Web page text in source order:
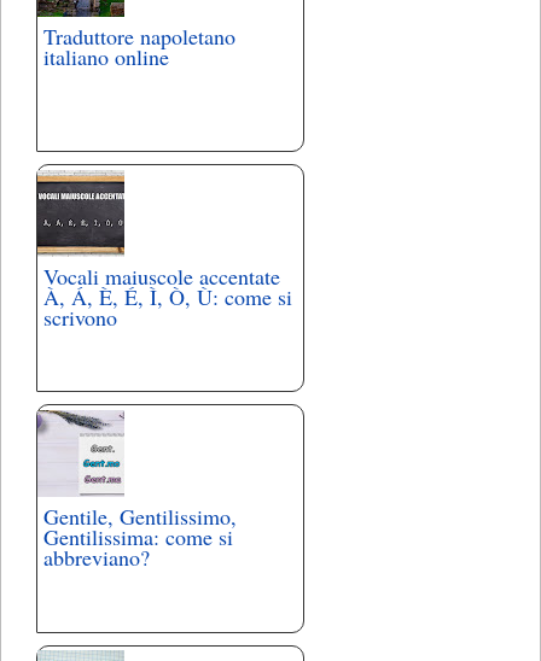
Traduttore napoletano
italiano online
Vocali maiuscole accentate
À, Á, È, É, Ì, Ò, Ù: come si
scrivono
Gentile, Gentilissimo,
Gentilissima: come si
abbreviano?